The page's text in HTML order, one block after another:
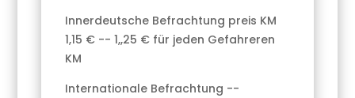
Innerdeutsche Befrachtung preis KM
1,15 € -- 1,,25 € für jeden Gefahreren
KM
Internationale Befrachtung --